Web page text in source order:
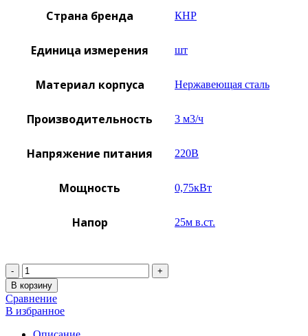
Страна бренда КНР
Единица измерения шт
Материал корпуса Нержавеющая сталь
Производительность 3 м3/ч
Напряжение питания 220B
Мощность 0,75кВт
Напор 25м в.ст.
Количество
В корзину
Сравнение
В избранное